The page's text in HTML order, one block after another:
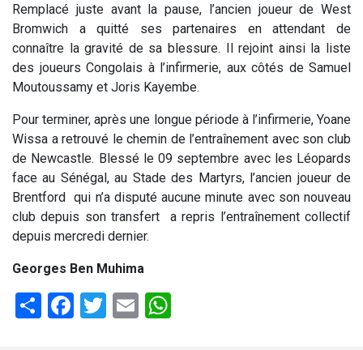
Remplacé juste avant la pause, l’ancien joueur de West
Bromwich a quitté ses partenaires en attendant de
connaître la gravité de sa blessure. Il rejoint ainsi la liste
des joueurs Congolais à l’infirmerie, aux côtés de Samuel
Moutoussamy et Joris Kayembe.
Pour terminer, après une longue période à l’infirmerie, Yoane
Wissa a retrouvé le chemin de l’entraînement avec son club
de Newcastle. Blessé le 09 septembre avec les Léopards
face au Sénégal, au Stade des Martyrs, l’ancien joueur de
Brentford qui n’a disputé aucune minute avec son nouveau
club depuis son transfert a repris l’entraînement collectif
depuis mercredi dernier.
Georges Ben Muhima
ShareFacebook
Twitter
Email